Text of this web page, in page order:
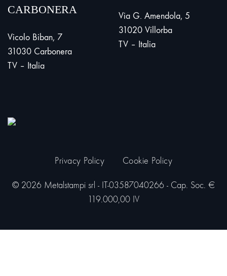
CARBONERA
Vicolo Biban, 7
31030 Carbonera
TV – Italia
Via G. Amendola, 5
31020 Villorba
TV – Italia
© 2026 Metalstampi srl - IT-03587040266 - Cap. Soc. €
119.000,00 IV
Privacy Policy Cookie Policy